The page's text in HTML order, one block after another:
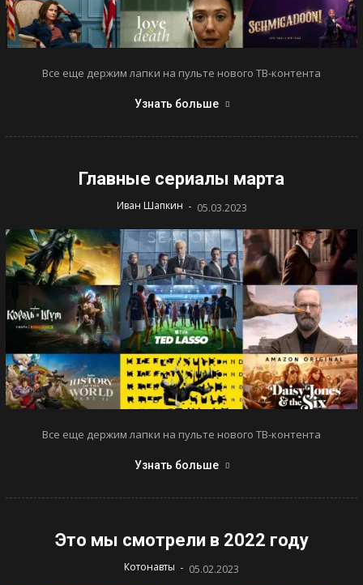
Все еще держим лапки на пульте нового ТВ-контента
Узнать больше
Главные сериалы марта
Иван Шапкин - 05.03.2023
Все еще держим лапки на пульте нового ТВ-контента
Узнать больше
Это мы смотрели в 2022 году
Котонавты - 05.02.2023